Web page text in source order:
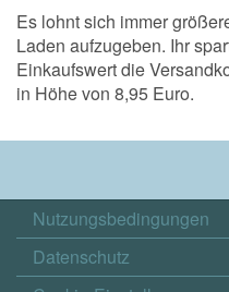
Es lohnt sich immer
Laden aufzugeben. Ihr
Einkaufswert die
in Höhe von 8,95 Euro.
Nutzungsbedingungen
Datenschutz